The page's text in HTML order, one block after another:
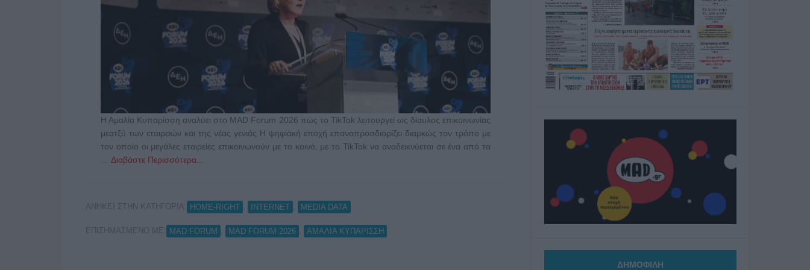
Η Αμαλία Κυπαρίσση αναλύει στο MAD Forum 2026 πώς το TikTok λειτουργεί ως δίαυλος επικοινωνίας
μεατξύ των εταιρειών και της νέας γενιάς Η ψηφιακή εποχή επαναπροσδιορίζει διαρκώς τον τρόπο με
τον οποίο οι μεγάλες εταιρείες επικοινωνούν με το κοινό, με το TikTok να αναδεικνύεται σε ένα από τα
Διαβάστε Περισσότερα...
ΑΝΗΚΕΙ ΣΤΗΝ ΚΑΤΗΓΟΡΙΑ: HOME-RIGHT INTERNET MEDIA DATA
ΕΠΙΣΗΜΑΣΜΕΝΟ ΜΕ: MAD FORUM MAD FORUM 2026 ΑΜΑΛΙΑ ΚΥΠΑΡΙΣΣΗ
ΔΗΜΟΦΙΛΗ